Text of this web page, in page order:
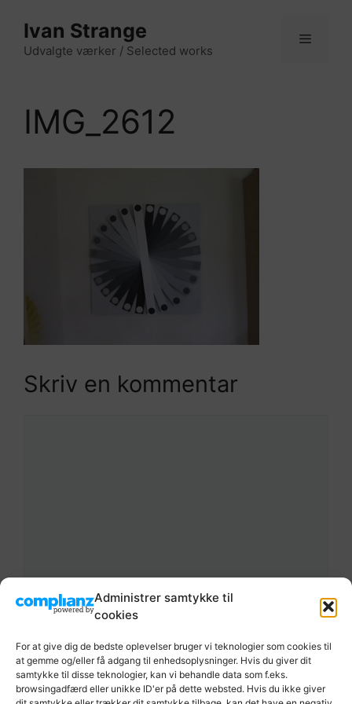
Administrer samtykke til
cookies
For at give dig de bedste oplevelser bruger vi teknologier som cookies til
at gemme og/eller få adgang til enhedsoplysninger. Hvis du giver dit
samtykke til disse teknologier, kan vi behandle data som f.eks.
browsingadfærd eller unikke ID'er på dette websted. Hvis du ikke giver
indhold
Ivan Strange
Udvalgte værker / Selected works
IMG_2612
Skriv en kommentar
Navn
E-
mail
Websted